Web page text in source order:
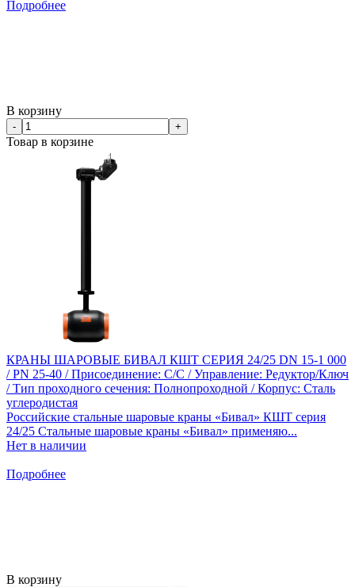
Подробнее
В корзину
- +
Товар в корзине
КРАНЫ ШАРОВЫЕ БИВАЛ КШТ СЕРИЯ 24/25 DN 15-1 000
/ PN 25-40 / Присоединение: С/С / Управление: Редуктор/Ключ
/ Тип проходного сечения: Полнопроходной / Корпус: Сталь
углеродистая
Российские стальные шаровые краны «Бивал» КШТ серия
24/25 Стальные шаровые краны «Бивал» применяю...
Нет в наличии
Подробнее
В корзину